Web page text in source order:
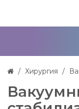
Хирургия